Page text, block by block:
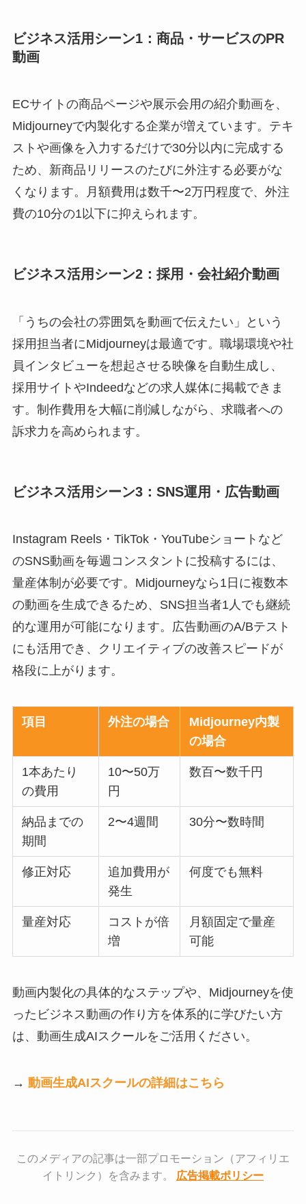
ビジネス活用シーン1：商品・サービスのPR
動画
ECサイトの商品ページや展示会用の紹介動画を、
Midjourneyで内製化する企業が増えています。テキ
ストや画像を入力するだけで30分以内に完成する
ため、新商品リリースのたびに外注する必要がな
くなります。月額費用は数千〜2万円程度で、外注
費の10分の1以下に抑えられます。
ビジネス活用シーン2：採用・会社紹介動画
「うちの会社の雰囲気を動画で伝えたい」という
採用担当者にMidjourneyは最適です。職場環境や社
員インタビューを想起させる映像を自動生成し、
採用サイトやIndeedなどの求人媒体に掲載できま
す。制作費用を大幅に削減しながら、求職者への
訴求力を高められます。
ビジネス活用シーン3：SNS運用・広告動画
Instagram Reels・TikTok・YouTubeショートなど
のSNS動画を毎週コンスタントに投稿するには、
量産体制が必要です。Midjourneyなら1日に複数本
の動画を生成できるため、SNS担当者1人でも継続
的な運用が可能になります。広告動画のA/Bテスト
にも活用でき、クリエイティブの改善スピードが
格段に上がります。
項目 外注の場合
Midjourney内製
の場合
1本あたり
の費用
10〜50万
円
数百〜数千円
納品までの
期間
2〜4週間 30分〜数時間
修正対応
追加費用が
発生
何度でも無料
量産対応
コストが倍
増
月額固定で量産
可能
動画内製化の具体的なステップや、Midjourneyを使
ったビジネス動画の作り方を体系的に学びたい方
は、動画生成AIスクールをご活用ください。
→ 動画生成AIスクールの詳細はこちら
このメディアの記事は一部プロモーション（アフィリエ
イトリンク）を含みます。 広告掲載ポリシー